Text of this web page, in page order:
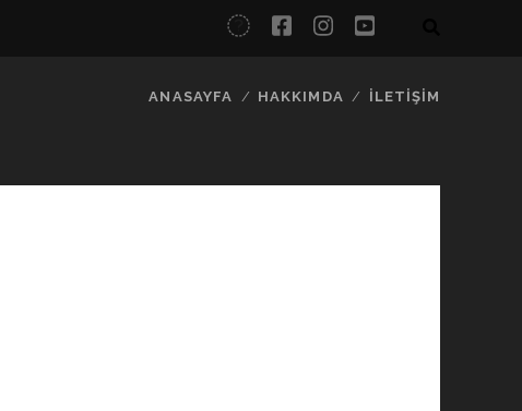
twitterfacebookinstagram
youtube
ANASAYFA HAKKIMDA İLETIŞIM